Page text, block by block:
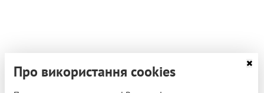
Про використання cookies